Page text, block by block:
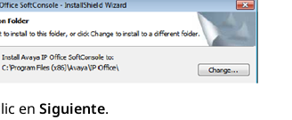
en Siguiente.